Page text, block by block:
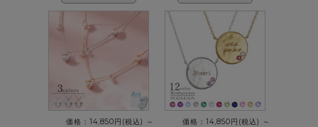
価格：14,850円(税込) ～ 価格：14,850円(税込) ～